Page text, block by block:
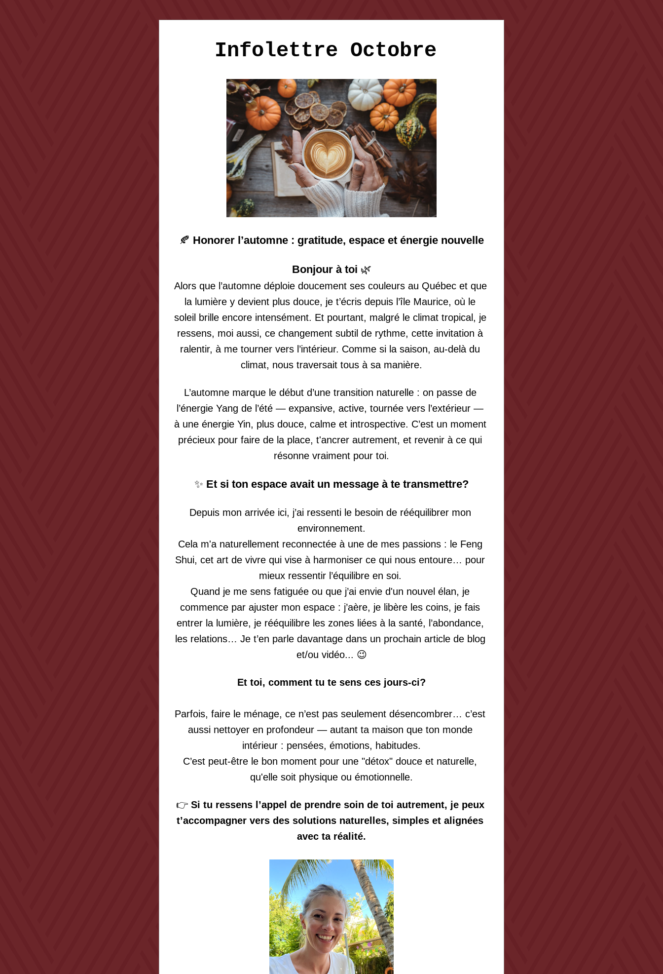
Infolettre Octobre
🍂 Honorer l’automne : gratitude, espace et énergie nouvelle
Bonjour à toi 🌿
Alors que l’automne déploie doucement ses couleurs au Québec et que
la lumière y devient plus douce, je t’écris depuis l’île Maurice, où le
soleil brille encore intensément. Et pourtant, malgré le climat tropical, je
ressens, moi aussi, ce changement subtil de rythme, cette invitation à
ralentir, à me tourner vers l’intérieur. Comme si la saison, au-delà du
climat, nous traversait tous à sa manière.
L’automne marque le début d’une transition naturelle : on passe de
l’énergie Yang de l’été — expansive, active, tournée vers l’extérieur —
à une énergie Yin, plus douce, calme et introspective. C’est un moment
précieux pour faire de la place, t'ancrer autrement, et revenir à ce qui
résonne vraiment pour toi.
✨ Et si ton espace avait un message à te transmettre?
Depuis mon arrivée ici, j’ai ressenti le besoin de rééquilibrer mon
environnement.
Cela m'a naturellement reconnectée à une de mes passions : le Feng
Shui, cet art de vivre qui vise à harmoniser ce qui nous entoure… pour
mieux ressentir l’équilibre en soi.
Quand je me sens fatiguée ou que j’ai envie d'un nouvel élan, je
commence par ajuster mon espace : j’aère, je libère les coins, je fais
entrer la lumière, je rééquilibre les zones liées à la santé, l’abondance,
les relations… Je t’en parle davantage dans un prochain article de blog
et/ou vidéo... 😉
Et toi, comment tu te sens ces jours-ci?
Parfois, faire le ménage, ce n’est pas seulement désencombrer… c’est
aussi nettoyer en profondeur — autant ta maison que ton monde
intérieur : pensées, émotions, habitudes.
C’est peut-être le bon moment pour une "détox" douce et naturelle,
qu'elle soit physique ou émotionnelle.
👉 Si tu ressens l’appel de prendre soin de toi autrement, je peux
t’accompagner vers des solutions naturelles, simples et alignées
avec ta réalité.